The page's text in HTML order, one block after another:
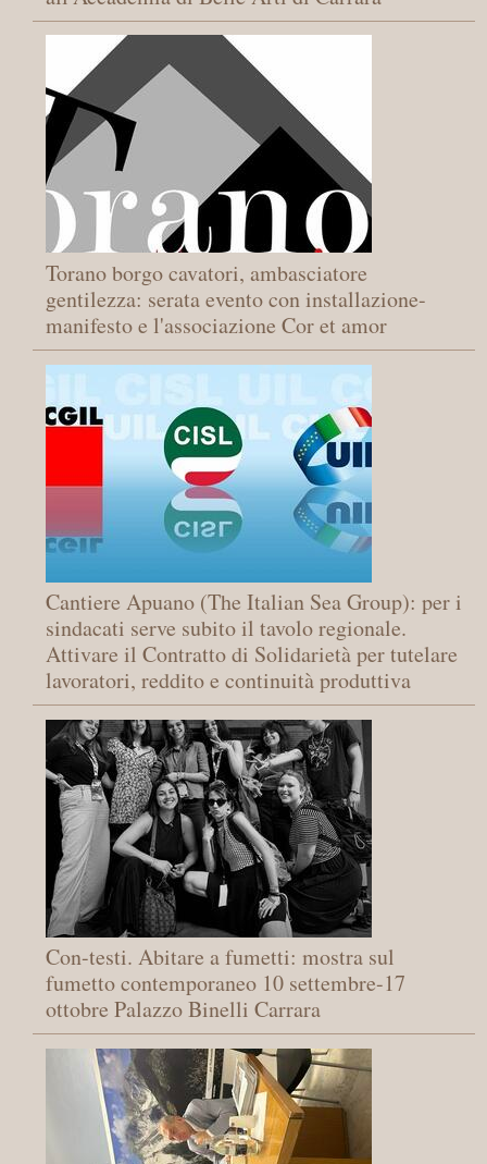
Torano borgo cavatori, ambasciatore
gentilezza: serata evento con installazione-
manifesto e l'associazione Cor et amor
Cantiere Apuano (The Italian Sea Group): per i
sindacati serve subito il tavolo regionale.
Attivare il Contratto di Solidarietà per tutelare
lavoratori, reddito e continuità produttiva
Con-testi. Abitare a fumetti: mostra sul
fumetto contemporaneo 10 settembre-17
ottobre Palazzo Binelli Carrara